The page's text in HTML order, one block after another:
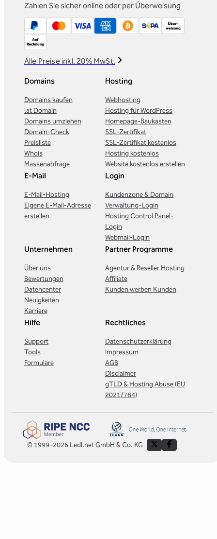
Zahlen Sie sicher online oder per Überweisung
Alle Preise inkl. 20% MwSt.
Domains
Domains kaufen
.at Domain
Domains umziehen
Domain-Check
Preisliste
Whois
Massenabfrage
Hosting
Webhosting
Hosting für WordPress
Homepage-Baukasten
SSL-Zertifikat
SSL-Zertifikat kostenlos
Hosting kostenlos
Website kostenlos erstellen
E-Mail
E-Mail-Hosting
Eigene E-Mail-Adresse
erstellen
Login
Kundenzone & Domain
Verwaltung-Login
Hosting Control Panel-
Login
Webmail-Login
Unternehmen
Über uns
Bewertungen
Datencenter
Neuigkeiten
Karriere
Partner Programme
Agentur & Reseller Hosting
Affiliate
Kunden werben Kunden
Hilfe
Support
Tools
Formulare
Rechtliches
Datenschutzerklärung
Impressum
AGB
Disclaimer
gTLD & Hosting Abuse (EU
2021/784)
© 1999–2026 Ledl.net GmbH & Co. KG